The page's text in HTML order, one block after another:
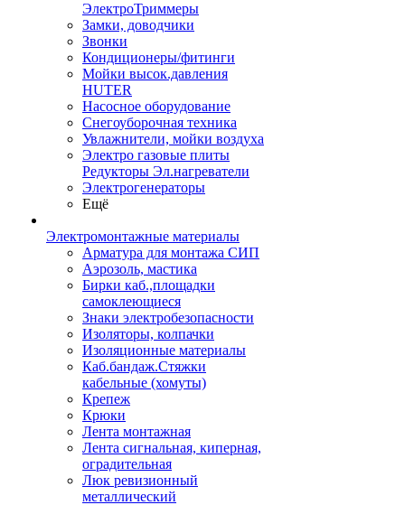
ЭлектроТриммеры
Замки, доводчики
Звонки
Кондиционеры/фитинги
Мойки высок.давления
HUTER
Насосное оборудование
Снегоуборочная техника
Увлажнители, мойки воздуха
Электро газовые плиты
Редукторы Эл.нагреватели
Электрогенераторы
Ещё
Электромонтажные материалы
Арматура для монтажа СИП
Аэрозоль, мастика
Бирки каб.,площадки
самоклеющиеся
Знаки электробезопасности
Изоляторы, колпачки
Изоляционные материалы
Каб.бандаж.Стяжки
кабельные (хомуты)
Крепеж
Крюки
Лента монтажная
Лента сигнальная, киперная,
оградительная
Люк ревизионный
металлический